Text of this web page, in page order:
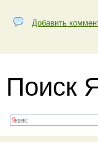
Добавить
Поиск